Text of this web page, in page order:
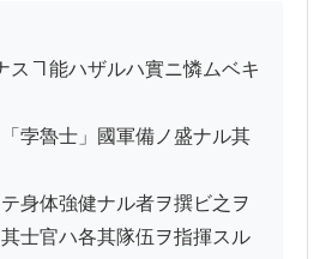
孛魯士」國軍備ノ盛ナル其
身体強健ナル者ヲ撰ビ之ヲ
士官ハ各其隊伍ヲ指揮スル